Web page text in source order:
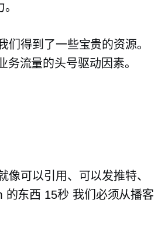
们得到了一些宝贵的资源。
务流量的头号驱动因素。
像可以引用、可以发推特、
的东西 15秒 我们必须从播客